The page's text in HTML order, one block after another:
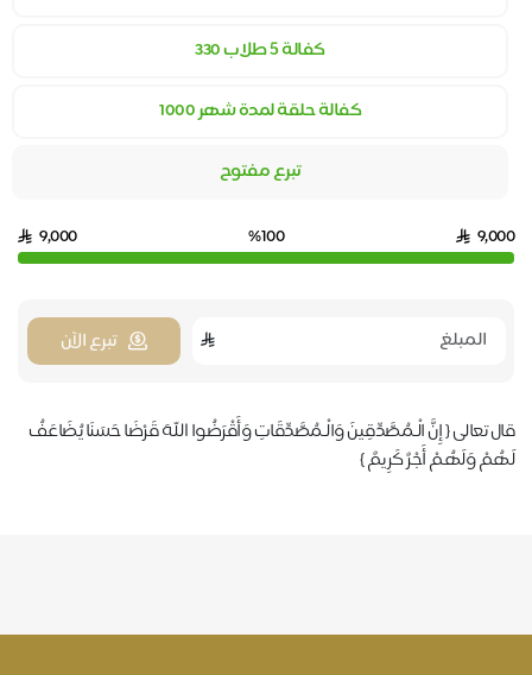
كفالة ٥ طلاب 330
كفالة حلقة لمدة شهر 1000
تبرع مفتوح
9,000
%100
9,000
تبرع الآن
قال تعالى ‏{ إِنَّ الْـمُصَّدِّقِينَ وَالْـمُصَّدِّقَاتِ وَأَقْرَضُوا اللهَ قَرْضًا حَسَنًا يُضَاعَفُ
لَهُمْ وَلَهُمْ أَجْرٌ كَرِيمٌ }